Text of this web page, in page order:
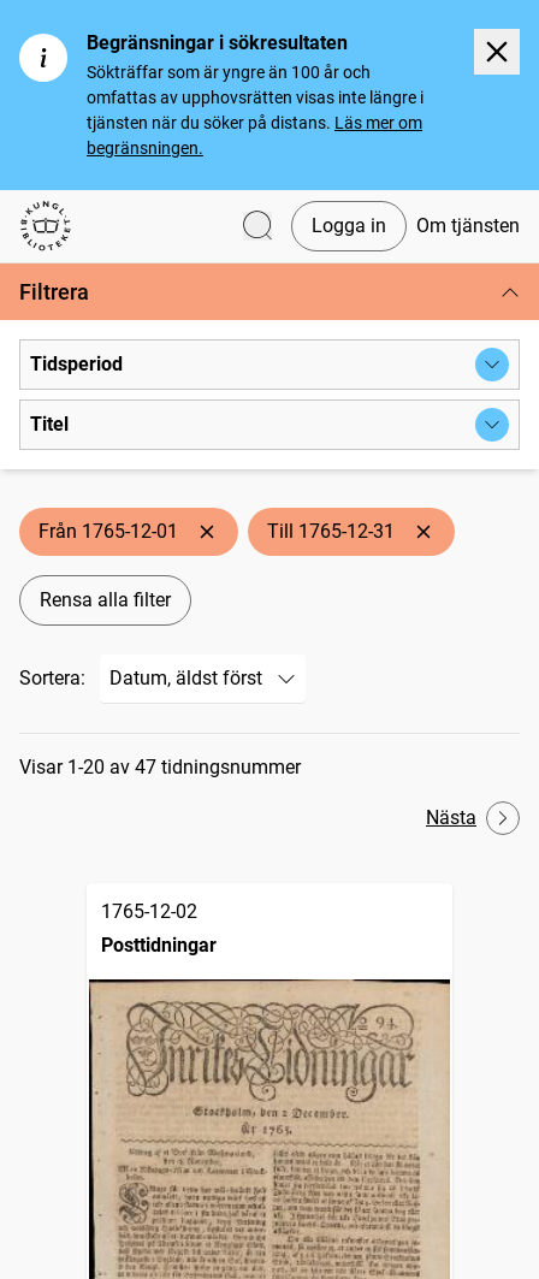
Begränsningar i sökresultaten
Sökträffar som är yngre än 100 år och
omfattas av upphovsrätten visas inte längre i
tjänsten när du söker på distans. Läs mer om
begränsningen.
Svenska tidningar
Logga in Om tjänsten
Filtrera
Tidsperiod
Titel
Från 1765-12-01 Till 1765-12-31
Rensa alla filter
Sortera:
Sökresultat
Visar 1-20 av 47 tidningsnummer
Nästa
1765-12-02
Posttidningar